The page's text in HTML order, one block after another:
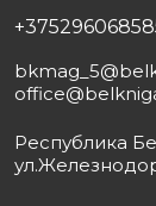
Республика